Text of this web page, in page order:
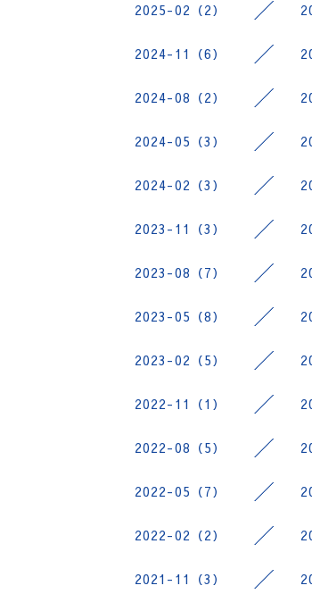
2025-02（2）
2024-11（6）
2024-08（2）
2024-05（3）
2024-02（3）
2023-11（3）
2023-08（7）
2023-05（8）
2023-02（5）
2022-11（1）
2022-08（5）
2022-05（7）
2022-02（2）
2021-11（3）